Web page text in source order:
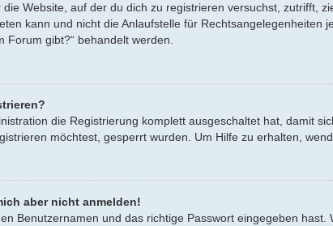
Website, auf der du dich zu registrieren versuchst, zutrifft,
kann und nicht die Anlaufstelle für
Forum gibt?“ behandelt werden.
die Registrierung komplett ausgeschaltet hat, damit
möchtest, gesperrt wurden. Um Hilfe zu erhalten,
aber nicht anmelden!
Benutzernamen und das richtige Passwort eingegeben